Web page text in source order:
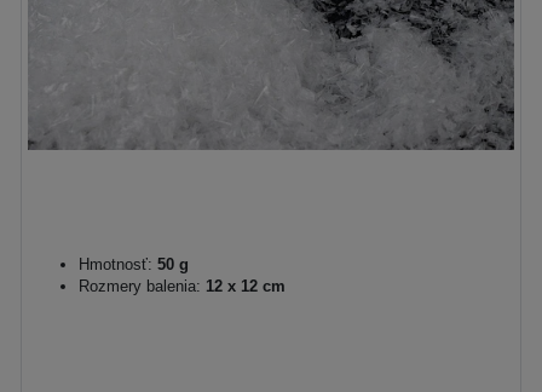
Hmotnosť: 50 g
Rozmery balenia: 12 x 12 cm